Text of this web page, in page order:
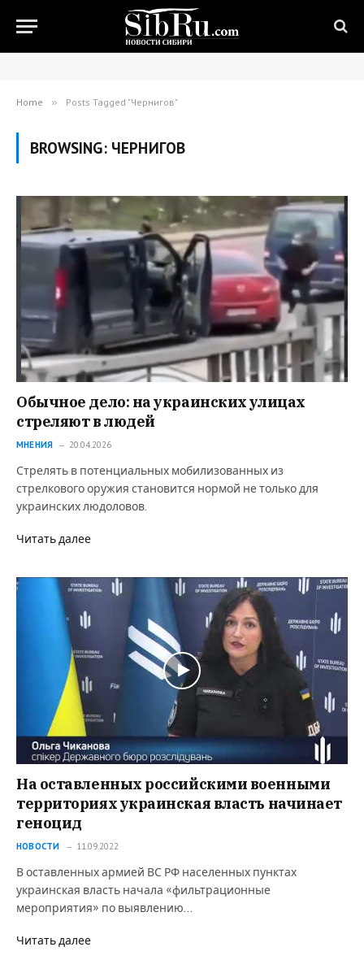
Home » Posts Tagged "Чернигов"
BROWSING: ЧЕРНИГОВ
Обычное дело: на украинских улицах
стреляют в людей
МНЕНИЯ 20.04.2026
Стрелять в потенциальных мобилизованных из
стрелкового оружия становится нормой не только для
украинских людоловов.
Читать далее
На оставленных российскими военными
территориях украинская власть начинает
геноцид
НОВОСТИ 11.09.2022
В оставленных армией ВС РФ населенных пунктах
украинская власть начала «фильтрационные
мероприятия» по выявлению…
Читать далее